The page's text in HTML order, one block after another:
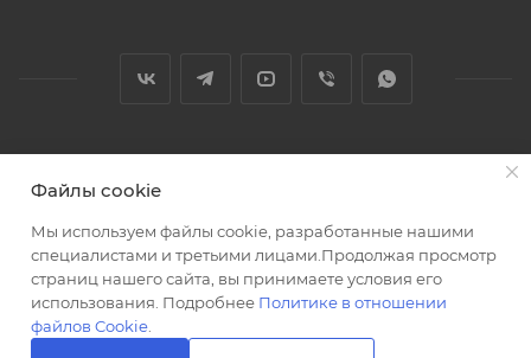
Разработка сайта
Файлы cookie
Мы используем файлы cookie, разработанные нашими
специалистами и третьими лицами.Продолжая просмотр
страниц нашего сайта, вы принимаете условия его
использования. Подробнее Политике в отношении
файлов Cookie